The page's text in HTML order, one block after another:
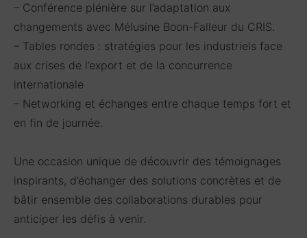
– Conférence plénière sur l’adaptation aux
changements avec Mélusine Boon-Falleur du CRIS.
– Tables rondes : stratégies pour les industriels face
aux crises de l’export et de la concurrence
internationale
– Networking et échanges entre chaque temps fort et
en fin de journée.
Une occasion unique de découvrir des témoignages
inspirants, d’échanger des solutions concrètes et de
bâtir ensemble des collaborations durables pour
anticiper les défis à venir.